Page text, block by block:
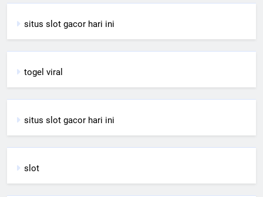
situs slot gacor hari ini
togel viral
situs slot gacor hari ini
slot